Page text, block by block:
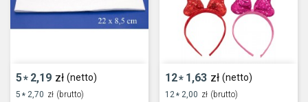
5* 2,19 zł (netto)
5 * 2,70 zł (brutto)
12* 1,63 zł (netto)
12 * 2,00 zł (brutto)